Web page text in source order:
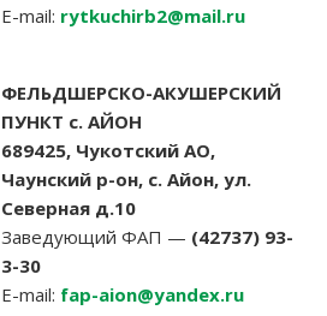
E-mail: rytkuchirb2@mail.ru
ФЕЛЬДШЕРСКО-АКУШЕРСКИЙ
ПУНКТ с. АЙОН
689425, Чукотский АО,
Чаунский р-он, с. Айон, ул.
Северная д.10
Заведующий ФАП — (42737) 93-
3-30
E-mail: fap-aion@yandex.ru